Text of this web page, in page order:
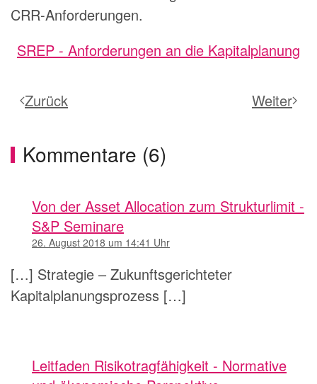
CRR-Anforderungen.
SREP - Anforderungen an die Kapitalplanung
Zurück Weiter
Kommentare (6)
Von der Asset Allocation zum Strukturlimit -
S&P Seminare
26. August 2018 um 14:41 Uhr
[…] Strategie – Zukunftsgerichteter
Kapitalplanungsprozess […]
Leitfaden Risikotragfähigkeit - Normative